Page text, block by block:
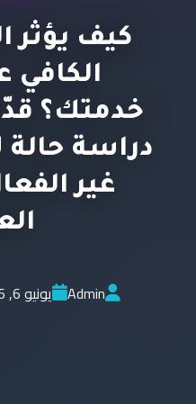
كيف يؤثر
الكافي
خدمتك؟
دراسة حالة
غير
Admin يونيو 6, 2026